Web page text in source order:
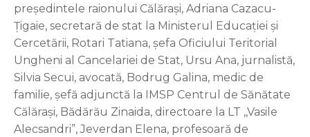
președintele raionului Călărași, Adriana Cazacu-
Țigaie, secretară de stat la Ministerul Educației și
Cercetării, Rotari Tatiana, șefa Oficiului Teritorial
Ungheni al Cancelariei de Stat, Ursu Ana, jurnalistă,
Silvia Secui, avocată, Bodrug Galina, medic de
familie, șefă adjunctă la IMSP Centrul de Sănătate
Călărași, Bădărău Zinaida, directoare la LT ,,Vasile
Alecsandri”, Jeverdan Elena, profesoară de